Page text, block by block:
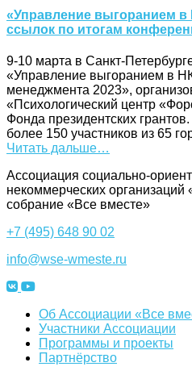
«Управление выгоранием
ссылок по итогам
9-10 марта в Санкт-
«Управление выгоранием в
менеджмента 2023»,
«Психологический центр
Фонда президентских
более 150 участников из 65
Читать дальше…
Ассоциация cоциально-
некоммерческих организаций
собрание «Все вместе»
+7 (495) 648 90 02
info@wse-wmeste.ru
Об Ассоциации «Все
Участники Ассоциации
Программы и проекты
Партнёрство